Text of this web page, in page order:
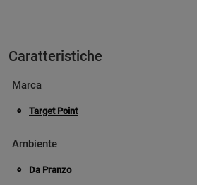
Caratteristiche
Marca
Target Point
Ambiente
Da Pranzo